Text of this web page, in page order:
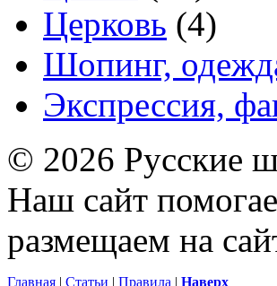
Церковь (4)
Шопинг,
Экспрессия,
© 2026 Русские
Наш сайт
размещаем на
Главная | Статьи | Правила | Наверх